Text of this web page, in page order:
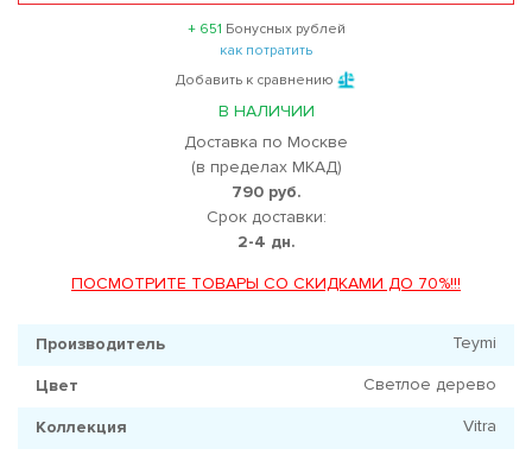
+ 651 Бонусных рублей
как потратить
Добавить к сравнению
В НАЛИЧИИ
Доставка по Москве
(в пределах МКАД)
790 руб.
Срок доставки:
2-4 дн.
ПОСМОТРИТЕ ТОВАРЫ СО СКИДКАМИ ДО 70%!!!
Производитель Teymi
Цвет Светлое дерево
Коллекция Vitra